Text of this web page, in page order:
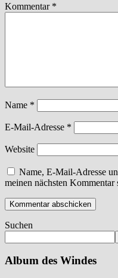
Kommentar *
Name *
E-Mail-Adresse *
Website
Name, E-Mail-Adresse
meinen nächsten Kommentar
Suchen
Album des Windes